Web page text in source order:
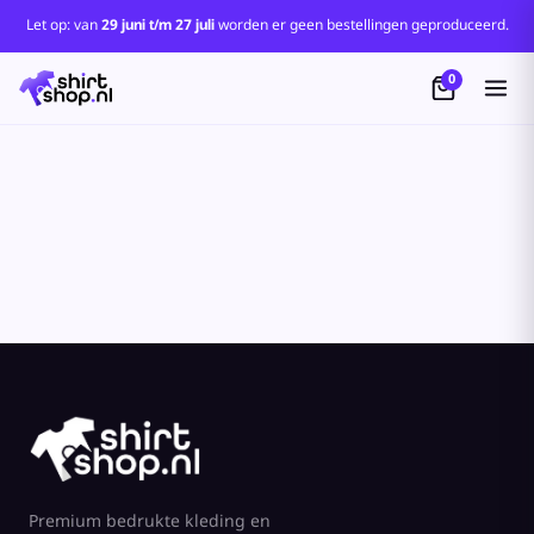
Let op: van29 juni t/m 27 juliworden er geen bestellingen geproduceerd.
0
Premium bedrukte kleding en
Standaard
Price: Lowest First
Price: Highest First